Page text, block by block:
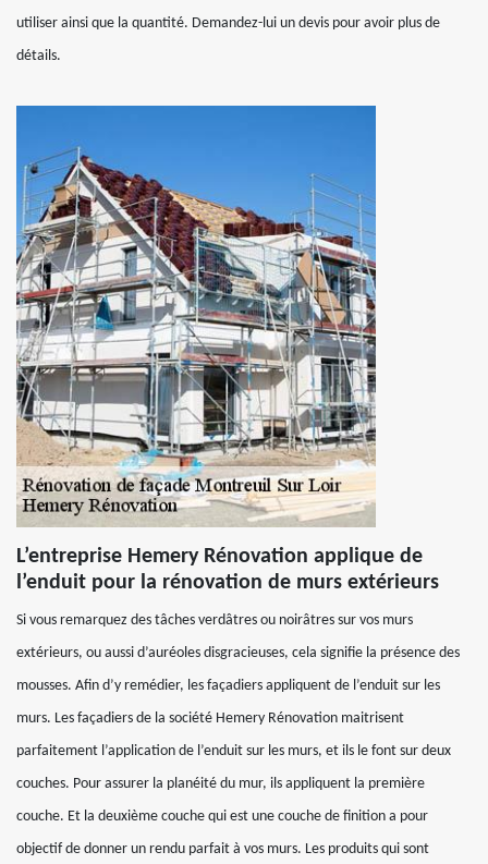
utiliser ainsi que la quantité. Demandez-lui un devis pour avoir plus de
détails.
L’entreprise Hemery Rénovation applique de
l’enduit pour la rénovation de murs extérieurs
Si vous remarquez des tâches verdâtres ou noirâtres sur vos murs
extérieurs, ou aussi d’auréoles disgracieuses, cela signifie la présence des
mousses. Afin d’y remédier, les façadiers appliquent de l’enduit sur les
murs. Les façadiers de la société Hemery Rénovation maitrisent
parfaitement l’application de l’enduit sur les murs, et ils le font sur deux
couches. Pour assurer la planéité du mur, ils appliquent la première
couche. Et la deuxième couche qui est une couche de finition a pour
objectif de donner un rendu parfait à vos murs. Les produits qui sont